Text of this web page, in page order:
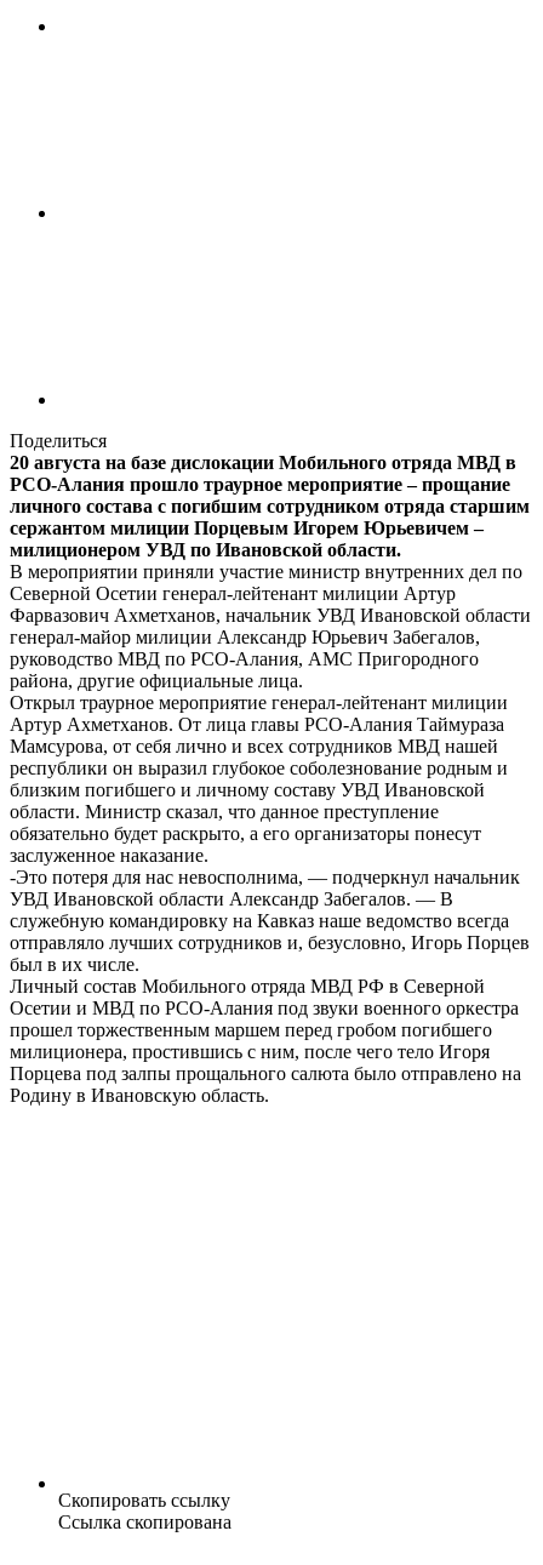
Поделиться
20 августа на базе дислокации Мобильного отряда МВД в
РСО-Алания прошло траурное мероприятие – прощание
личного состава с погибшим сотрудником отряда старшим
сержантом милиции Порцевым Игорем Юрьевичем –
милиционером УВД по Ивановской области.
В мероприятии приняли участие министр внутренних дел по
Северной Осетии генерал-лейтенант милиции Артур
Фарвазович Ахметханов, начальник УВД Ивановской области
генерал-майор милиции Александр Юрьевич Забегалов,
руководство МВД по РСО-Алания, АМС Пригородного
района, другие официальные лица.
Открыл траурное мероприятие генерал-лейтенант милиции
Артур Ахметханов. От лица главы РСО-Алания Таймураза
Мамсурова, от себя лично и всех сотрудников МВД нашей
республики он выразил глубокое соболезнование родным и
близким погибшего и личному составу УВД Ивановской
области. Министр сказал, что данное преступление
обязательно будет раскрыто, а его организаторы понесут
заслуженное наказание.
-Это потеря для нас невосполнима, — подчеркнул начальник
УВД Ивановской области Александр Забегалов. — В
служебную командировку на Кавказ наше ведомство всегда
отправляло лучших сотрудников и, безусловно, Игорь Порцев
был в их числе.
Личный состав Мобильного отряда МВД РФ в Северной
Осетии и МВД по РСО-Алания под звуки военного оркестра
прошел торжественным маршем перед гробом погибшего
милиционера, простившись с ним, после чего тело Игоря
Порцева под залпы прощального салюта было отправлено на
Родину в Ивановскую область.
Скопировать ссылку
Ссылка скопирована